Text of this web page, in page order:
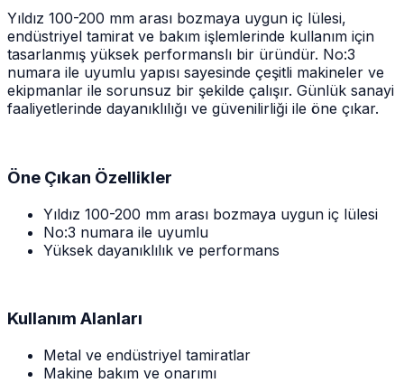
Yıldız 100-200 mm arası bozmaya uygun iç lülesi,
endüstriyel tamirat ve bakım işlemlerinde kullanım için
tasarlanmış yüksek performanslı bir üründür. No:3
numara ile uyumlu yapısı sayesinde çeşitli makineler ve
ekipmanlar ile sorunsuz bir şekilde çalışır. Günlük sanayi
faaliyetlerinde dayanıklılığı ve güvenilirliği ile öne çıkar.
Öne Çıkan Özellikler
Yıldız 100-200 mm arası bozmaya uygun iç lülesi
No:3 numara ile uyumlu
Yüksek dayanıklılık ve performans
Kullanım Alanları
Metal ve endüstriyel tamiratlar
Makine bakım ve onarımı